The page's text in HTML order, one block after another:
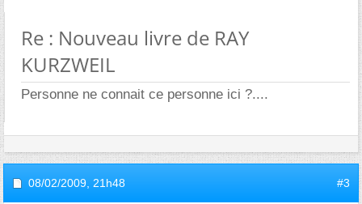
Re : Nouveau livre de RAY
KURZWEIL
Personne ne connait ce personne ici ?....
08/02/2009, 21h48 #3